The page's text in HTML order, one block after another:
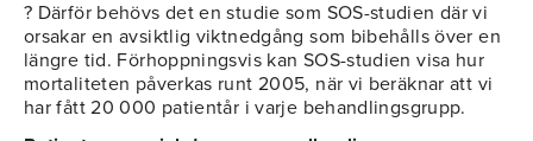
? Därför behövs det en studie som SOS-studien där vi
orsakar en avsiktlig viktnedgång som bibehålls över en
längre tid. Förhoppningsvis kan SOS-studien visa hur
mortaliteten påverkas runt 2005, när vi beräknar att vi
har fått 20 000 patientår i varje behandlingsgrupp.